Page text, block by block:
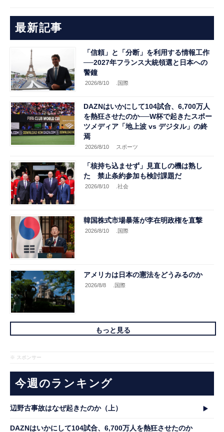
最新記事
「信頼」と「分断」を利用する情報工作
──2027年フランス大統領選と日本への
警鐘
2026/8/10 .国際
DAZNはいかにして104試合、6,700万人
を熱狂させたのか──W杯で起きたスポー
ツメディア「地上波 vs デジタル」の終
焉
2026/8/10 スポーツ
「核持ち込ませず」見直しの機は熟し
た 禁止条約参加も検討課題だ
2026/8/10 .社会
韓国株式市場暴落が李在明政権を直撃
2026/8/10 .国際
アメリカは日本の憲法をどうみるのか
2026/8/8 .国際
もっと見る
※ スポンサー
今週のランキング
辺野古事故はなぜ起きたのか（上）
DAZNはいかにして104試合、6,700万人を熱狂させたのか